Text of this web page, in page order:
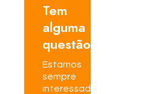
Tem
alguma
questão?
Estamos
sempre
interessados